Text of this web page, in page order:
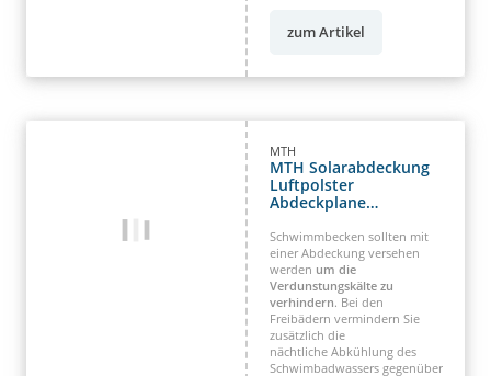
zum Artikel
MTH
MTH Solarabdeckung
Luftpolster
Abdeckplane
blau Standard
Schwimmbecken sollten mit
einer Abdeckung versehen
werden um die
Verdunstungskälte zu
verhindern. Bei den
Freibädern vermindern Sie
zusätzlich die
nächtliche Abkühlung des
Schwimbadwassers gegenüber